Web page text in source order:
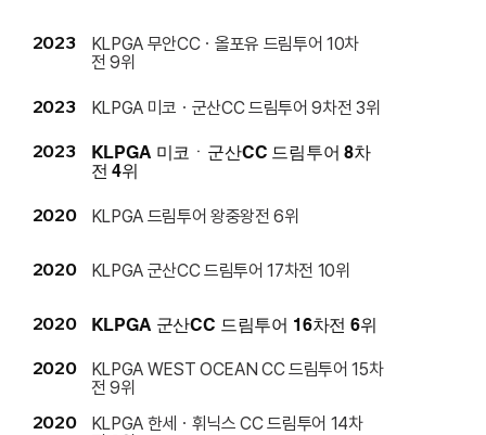
2023
KLPGA 무안CCㆍ올포유 드림투어 10차
전 9위
2023 KLPGA 미코ㆍ군산CC 드림투어 9차전 3위
2023
KLPGA 미코ㆍ군산CC 드림투어 8차
전 4위
2020 KLPGA 드림투어 왕중왕전 6위
2020 KLPGA 군산CC 드림투어 17차전 10위
2020 KLPGA 군산CC 드림투어 16차전 6위
2020
KLPGA WEST OCEAN CC 드림투어 15차
전 9위
2020
KLPGA 한세ㆍ휘닉스 CC 드림투어 14차